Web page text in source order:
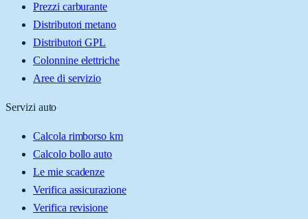
Prezzi carburante
Distributori metano
Distributori GPL
Colonnine elettriche
Aree di servizio
Servizi auto
Calcola rimborso km
Calcolo bollo auto
Le mie scadenze
Verifica assicurazione
Verifica revisione